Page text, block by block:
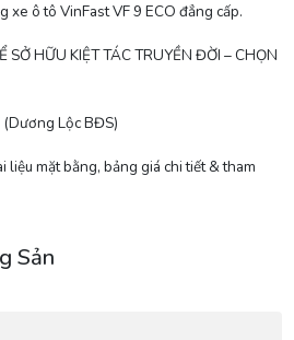
ô tô VinFast VF 9 ECO đẳng cấp.
SỞ HỮU KIỆT TÁC TRUYỀN ĐỜI – CHỌN
Lộc BĐS)
mặt bằng, bảng giá chi tiết & tham
Sản